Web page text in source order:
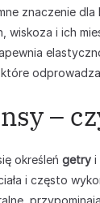
znaczenie
wiskoza i ich
–
określeń getry i
i często